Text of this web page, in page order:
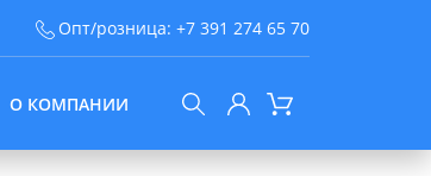
Опт/розница: +7 391 274 65 70
О КОМПАНИИ